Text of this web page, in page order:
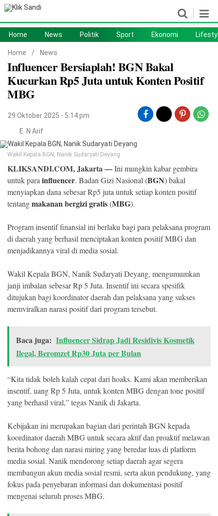
Politik Sport
Ekonomi
Otomotif Teknologi
©
Copyright
2026
-
All
right
reserved
Home News Politik Sport Ekonomi
Home / News
Influencer Bersiaplah! BGN Bakal
Kucurkan Rp5 Juta untuk Konten Positif
MBG
29 Oktober 2025 - 5:14 pm
E. N Arif
Wakil Kepala BGN, Nanik Sudaryati Deyang
KLIKSANDI.COM, Jakarta —Ini mungkin kabar gembira
untuk para influencer. Badan Gizi Nasional (BGN) bakal
menyiapkan dana sebesar Rp5 juta untuk setiap konten positif
tentangmakanan bergizi gratis(MBG).
Program insentif finansial ini berlaku bagi para pelaksana program
di daerah yang berhasil menciptakan konten positif MBG dan
menjadikannya viral di media sosial.
Wakil Kepala BGN, Nanik Sudaryati Deyang, mengumumkan
janji imbalan sebesar Rp 5 Juta. Insentif ini secara spesifik
ditujukan bagi koordinator daerah dan pelaksana yang sukses
memviralkan narasi positif dari program tersebut.
Baca juga: Influencer Sidrap Jadi Residivis Kosmetik
Ilegal, Beromzet Rp30 Juta per Bulan
“Kita tidak boleh kalah cepat dari hoaks. Kami akan memberikan
insentif, uang Rp 5 Juta, untuk konten MBG dengan tone positif
yang berhasil viral,” tegas Nanik di Jakarta.
Kebijakan ini merupakan bagian dari perintah BGN kepada
koordinator daerah MBG untuk secara aktif dan proaktif melawan
berita bohong dan narasi miring yang beredar luas di platform
media sosial. Nanik mendorong setiap daerah agar segera
membangun akun media sosial resmi, serta akun pendukung, yang
fokus pada penyebaran informasi dan dokumentasi positif
mengenai seluruh proses MBG.